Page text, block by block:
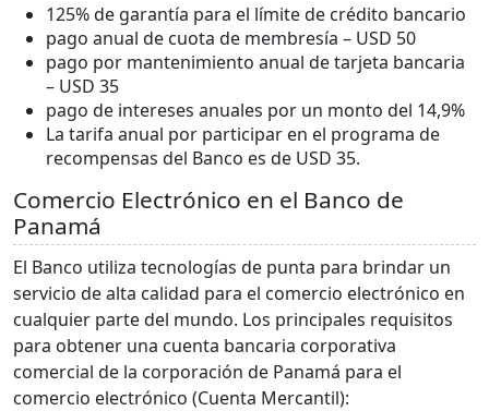
125% de garantía para el límite de crédito bancario
pago anual de cuota de membresía – USD 50
pago por mantenimiento anual de tarjeta bancaria
– USD 35
pago de intereses anuales por un monto del 14,9%
La tarifa anual por participar en el programa de
recompensas del Banco es de USD 35.
Comercio Electrónico en el Banco de
Panamá
El Banco utiliza tecnologías de punta para brindar un
servicio de alta calidad para el comercio electrónico en
cualquier parte del mundo. Los principales requisitos
para obtener una cuenta bancaria corporativa
comercial de la corporación de Panamá para el
comercio electrónico (Cuenta Mercantil):